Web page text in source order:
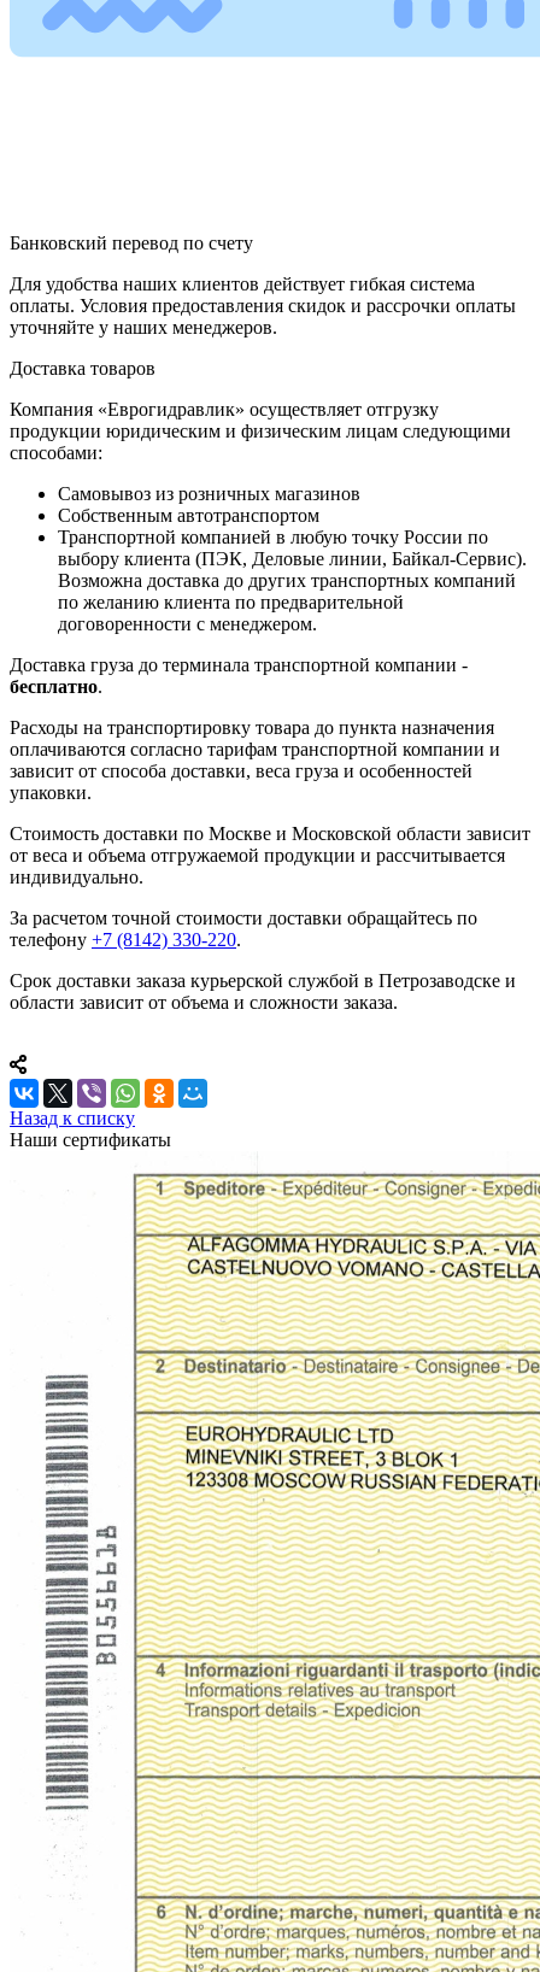
Банковский перевод по счету
Для удобства наших клиентов действует гибкая система
оплаты. Условия предоставления скидок и рассрочки оплаты
уточняйте у наших менеджеров.
Доставка товаров
Компания «Еврогидравлик» осуществляет отгрузку
продукции юридическим и физическим лицам следующими
способами:
Самовывоз из розничных магазинов
Собственным автотранспортом
Транспортной компанией в любую точку России по
выбору клиента (ПЭК, Деловые линии, Байкал-Сервис).
Возможна доставка до других транспортных компаний
по желанию клиента по предварительной
договоренности с менеджером.
Доставка груза до терминала транспортной компании -
бесплатно.
Расходы на транспортировку товара до пункта назначения
оплачиваются согласно тарифам транспортной компании и
зависит от способа доставки, веса груза и особенностей
упаковки.
Стоимость доставки по Москве и Московской области зависит
от веса и объема отгружаемой продукции и рассчитывается
индивидуально.
За расчетом точной стоимости доставки обращайтесь по
телефону +7 (8142) 330-220.
Срок доставки заказа курьерской службой в Петрозаводске и
области зависит от объема и сложности заказа.
Назад к списку
Наши сертификаты